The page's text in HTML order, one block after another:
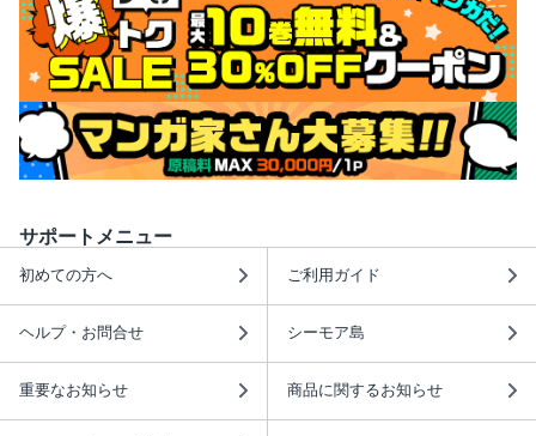
サポートメニュー
初めての方へ ご利用ガイド
ヘルプ・お問合せ シーモア島
重要なお知らせ 商品に関するお知らせ